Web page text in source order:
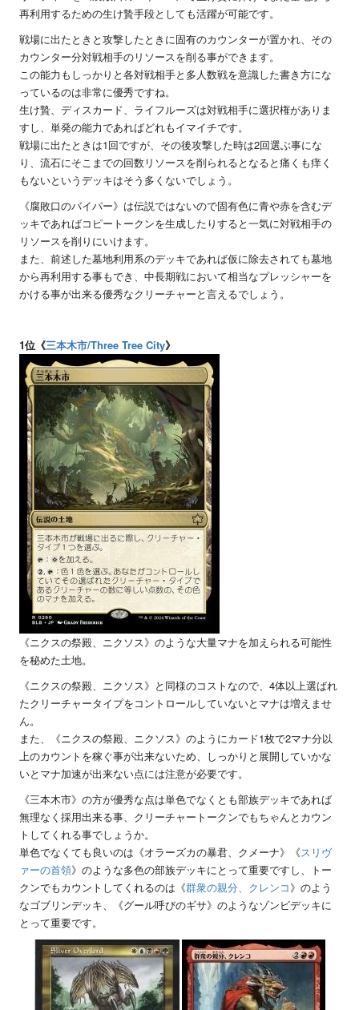
再利用するための生け贄手段としても活躍が可能です。
戦場に出たときと攻撃したときに固有のカウンターが置かれ、その
カウンター分対戦相手のリソースを削る事ができます。
この能力もしっかりと各対戦相手と多人数戦を意識した書き方にな
っているのは非常に優秀ですね。
生け贄、ディスカード、ライフルーズは対戦相手に選択権がありま
すし、単発の能力であればどれもイマイチです。
戦場に出たときは1回ですが、その後攻撃した時は2回選ぶ事にな
り、流石にそこまでの回数リソースを削られるとなると痛くも痒く
もないというデッキはそう多くないでしょう。
《腐敗口のバイパー》は伝説ではないので固有色に青や赤を含むデ
ッキであればコピートークンを生成したりすると一気に対戦相手の
リソースを削りにいけます。
また、前述した墓地利用系のデッキであれば仮に除去されても墓地
から再利用する事もでき、中長期戦において相当なプレッシャーを
かける事が出来る優秀なクリーチャーと言えるでしょう。
1位《三本木市/Three Tree City》
《ニクスの祭殿、ニクソス》のような大量マナを加えられる可能性
を秘めた土地。
《ニクスの祭殿、ニクソス》と同様のコストなので、4体以上選ばれ
たクリーチャータイプをコントロールしていないとマナは増えませ
ん。
また、《ニクスの祭殿、ニクソス》のようにカード1枚で2マナ分以
上のカウントを稼ぐ事が出来ないため、しっかりと展開していかな
いとマナ加速が出来ない点には注意が必要です。
《三本木市》の方が優秀な点は単色でなくとも部族デッキであれば
無理なく採用出来る事、クリーチャートークンでもちゃんとカウン
トしてくれる事でしょうか。
単色でなくても良いのは《オラーズカの暴君、クメーナ》《スリヴ
ァーの首領》のような多色の部族デッキにとって重要ですし、トー
クンでもカウントしてくれるのは《群衆の親分、クレンコ》のよう
なゴブリンデッキ、《グール呼びのギサ》のようなゾンビデッキに
とって重要です。